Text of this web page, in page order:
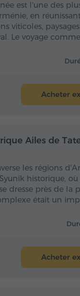
est l'une des
en
viticoles,
Le voyage
Acheter
Ailes de
les régions
historique, où
dresse près de la
était un
Acheter